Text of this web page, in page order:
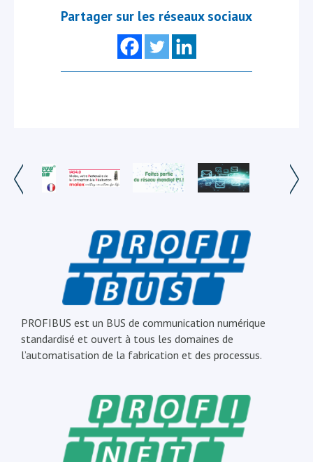
Partager sur les réseaux sociaux
PROFIBUS est un BUS de communication numérique
standardisé et ouvert à tous les domaines de
l’automatisation de la fabrication et des processus.